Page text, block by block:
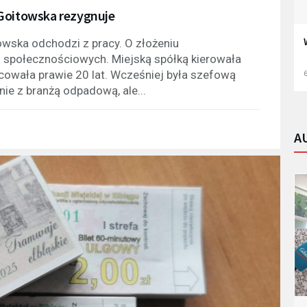
rezygnuje
odchodzi z pracy. O złożeniu
Miejską spółką kierowała
prawie 20 lat. Wcześniej była szefową
z branżą odpadową, ale...